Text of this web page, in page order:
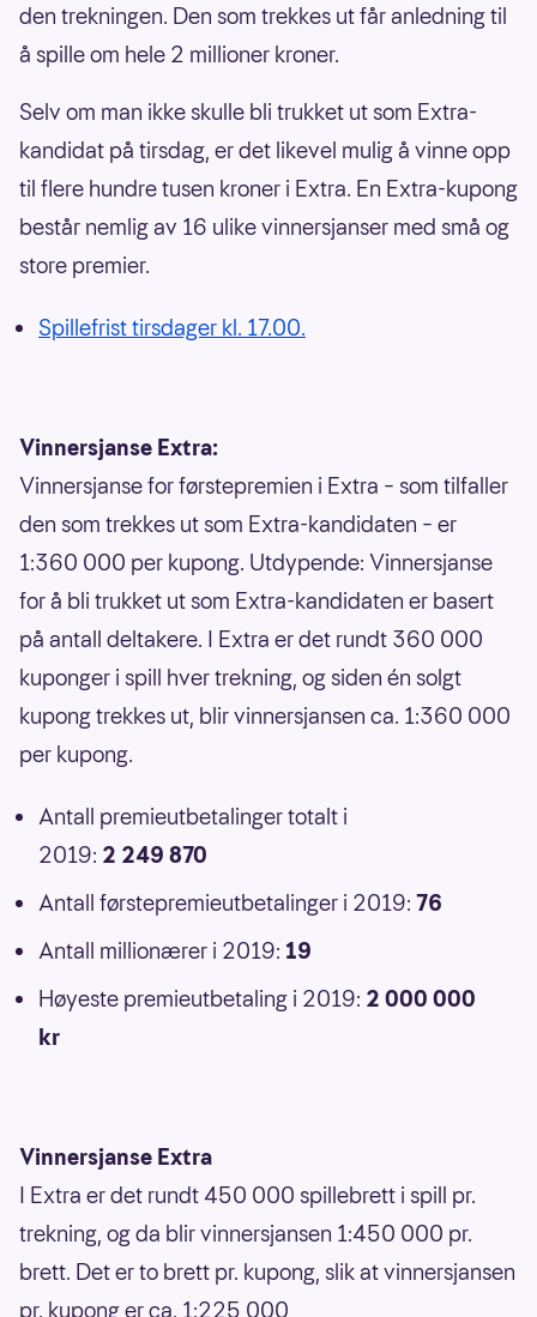
den trekningen. Den som trekkes ut får anledning til
å spille om hele 2 millioner kroner.
Selv om man ikke skulle bli trukket ut som Extra-
kandidat på tirsdag, er det likevel mulig å vinne opp
til flere hundre tusen kroner i Extra. En Extra-kupong
består nemlig av 16 ulike vinnersjanser med små og
store premier.
Spillefrist tirsdager kl. 17.00.
Vinnersjanse Extra:
Vinnersjanse for førstepremien i Extra – som tilfaller
den som trekkes ut som Extra-kandidaten – er
1:360 000 per kupong. Utdypende: Vinnersjanse
for å bli trukket ut som Extra-kandidaten er basert
på antall deltakere. I Extra er det rundt 360 000
kuponger i spill hver trekning, og siden én solgt
kupong trekkes ut, blir vinnersjansen ca. 1:360 000
per kupong.
Antall premieutbetalinger totalt i
2019: 2 249 870
Antall førstepremieutbetalinger i 2019: 76
Antall millionærer i 2019: 19
Høyeste premieutbetaling i 2019: 2 000 000
kr
Vinnersjanse Extra
I Extra er det rundt 450 000 spillebrett i spill pr.
trekning, og da blir vinnersjansen 1:450 000 pr.
brett. Det er to brett pr. kupong, slik at vinnersjansen
pr. kupong er ca. 1:225 000